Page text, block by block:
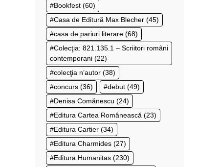
Bookfest (60)
Casa de Editură Max Blecher (45)
casa de pariuri literare (68)
Colecţia: 821.135.1 – Scriitori români
contemporani (22)
colecţia n’autor (38)
concurs (36) debut (49)
Denisa Comănescu (24)
Editura Cartea Românească (23)
Editura Cartier (34)
Editura Charmides (27)
Editura Humanitas (230)